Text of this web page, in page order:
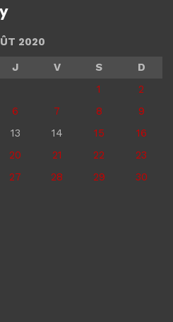
2020
J V S
D
1
2
6 7 8
9
13 14 15
16
20 21 22
23
27 28 29
30